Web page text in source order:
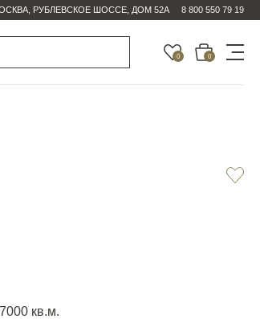
РУБЛЕВСКОЕ ШОССЕ, ДОМ 52А 8 800 550 79 19
0 0
кв.м.